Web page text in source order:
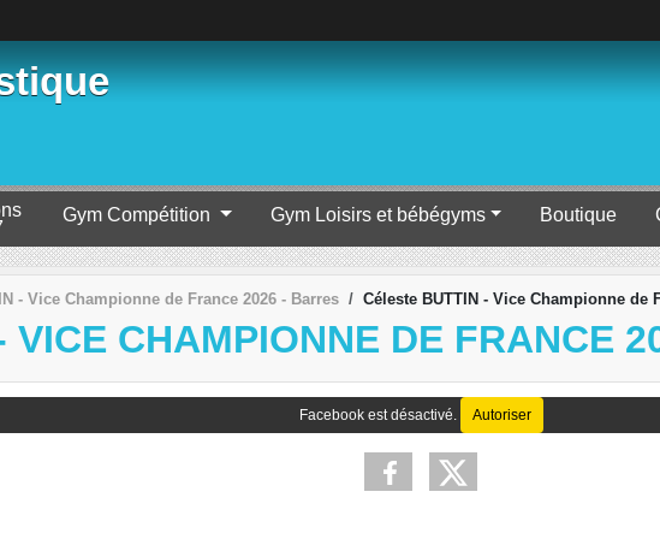
Gym Compétition Gym Loisirs et bébégyms Boutique
- Vice Championne de France 2026 - Barres Céleste BUTTIN - Vice Championne de
VICE CHAMPIONNE DE FRANCE
Facebook est désactivé. Autoriser